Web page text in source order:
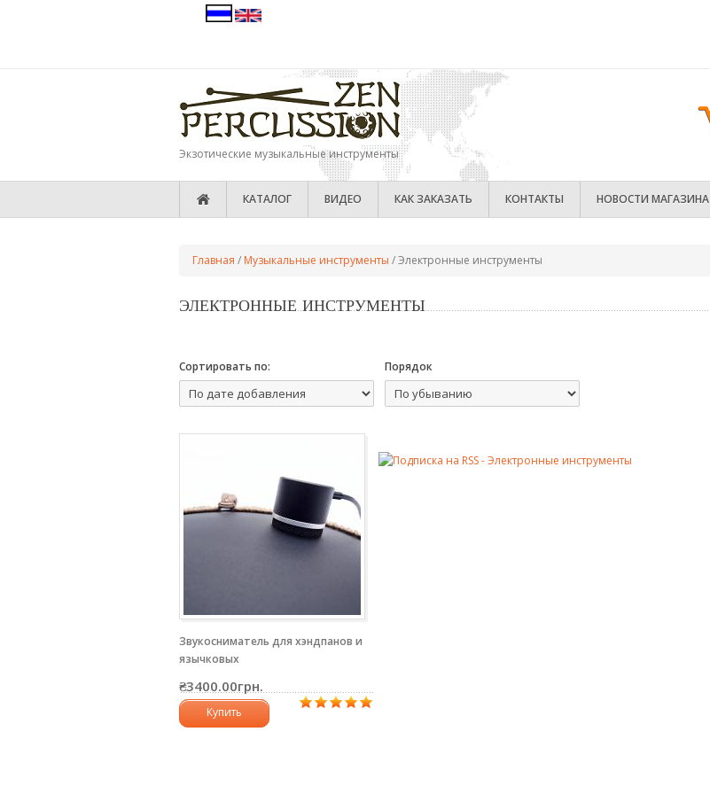
Экзотические музыкальные инструменты
КАТАЛОГ ВИДЕО КАК ЗАКАЗАТЬ КОНТАКТЫ НОВОСТИ МАГАЗИНА
ВЫ ЗДЕСЬ
Главная / Музыкальные инструменты /Электронные инструменты
ЭЛЕКТРОННЫЕ ИНСТРУМЕНТЫ
Сортировать по: Порядок
Звукосниматель для хэндпанов и
язычковых
₴3400.00грн.
Купить